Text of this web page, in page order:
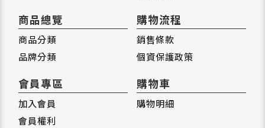
商品總覽
商品分類
品牌分類
購物流程
銷售條款
個資保護政策
會員專區
加入會員
會員權利
購物車
購物明細